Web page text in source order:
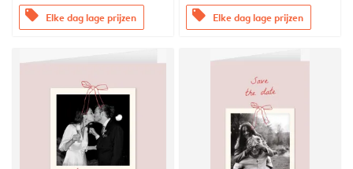
offers Elke dag lage prijzen offers Elke dag lage prijzen